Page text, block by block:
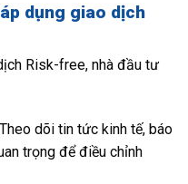
dụng giao dịch
Risk-free, nhà đầu tư
dõi tin tức kinh tế, báo
trọng để điều chỉnh